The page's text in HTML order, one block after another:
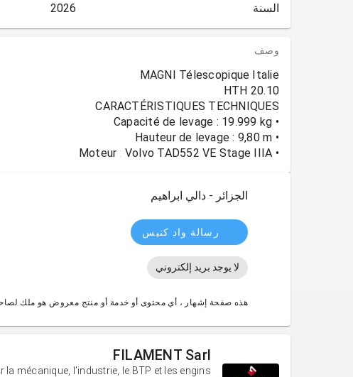
السنة 2026
وصف
CARACTÉRISTIQUES TECHNIQUES
• Moteur : Volvo TAD552 VE Stage IIIA
الجزائر - دالي ابراهيم
رسالة واد كنيس
لا يوجد بريد إلكتروني
هذه صفحة إشهار ، أي محتوى أو خدمة أو منتج معروض هو ملك
FILAMENT Sarl
mécanique, l’industrie, le BTP et les engins.